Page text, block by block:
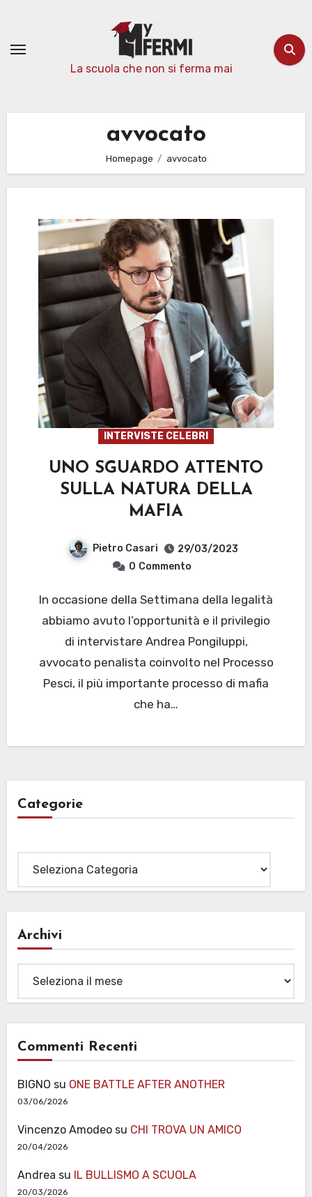
contenuto
La scuola che non si ferma mai
avvocato
Homepage avvocato
INTERVISTE CELEBRI
UNO SGUARDO ATTENTO
SULLA NATURA DELLA
MAFIA
Pietro Casari
29/03/2023
0 Commento
In occasione della Settimana della legalità
abbiamo avuto l’opportunità e il privilegio
di intervistare Andrea Pongiluppi,
avvocato penalista coinvolto nel Processo
Pesci, il più importante processo di mafia
che ha…
Categorie
Archivi
Commenti Recenti
BIGNO su ONE BATTLE AFTER ANOTHER
03/06/2026
Vincenzo Amodeosu CHI TROVA UN AMICO
20/04/2026
Andrea su IL BULLISMO A SCUOLA
20/03/2026